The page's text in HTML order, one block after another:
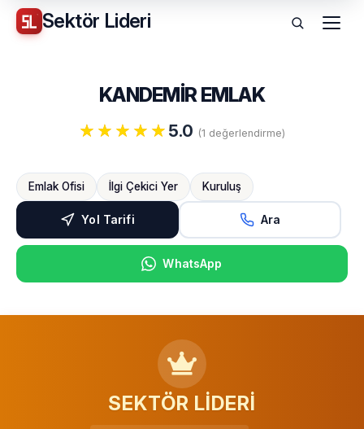
Sektör Lideri Menü
KANDEMİR EMLAK
5.0 (1 değerlendirme)
Emlak Ofisi İlgi Çekici Yer Kuruluş
Yol Tarifi Ara
WhatsApp
SEKTÖR LİDERİ